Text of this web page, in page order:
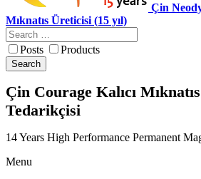
Çin
Mıknatıs Üreticisi (15 yıl)
Posts Products
Search
Çin Courage Kalıcı
Tedarikçisi
14 Years High Performance Permanent
Menu